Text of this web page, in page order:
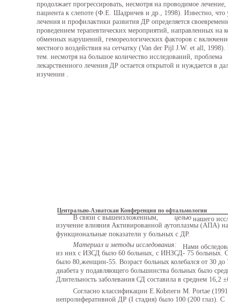
продолжает прогрессировать, несмотря на проводимое
пациента к слепоте (Ф.Е. Шадричев и др., 1998). Известно, что
лечения и профилактики развития ДР определяется
проведением терапевтических мероприятий, направленных на
обменных нарушений, гемореологических факторов с
местного воздействия на сетчатку (Van der Pijl J.W. et all, 1998).
тем. несмотря на большое количество исследований, проблема
лекарственного лечения ДР остается открытой и нуждается в
изучении .
Централыю-Азиатскаи Конференция по офтальмологии
В связи с вышеизложенным, целью нашего
изучение влияния Активированной аутоплазмы (АПА)
функциональные показатели у больных с ДР.
Материал и методы исследования:
Нами
из них с ИЗСД было 60 больных, с ИНЗСД- 75 больных.
было 80,женщин-55. Возраст больных колебался от 30 до
диабета у подавляющего большинства больных было
Длительность заболевания СД составила в среднем 16,2
Согласно классификации Е.КоЬпеги М. Portae
непролиферативной ДР (I стадия) было 100 (200 глаз). С